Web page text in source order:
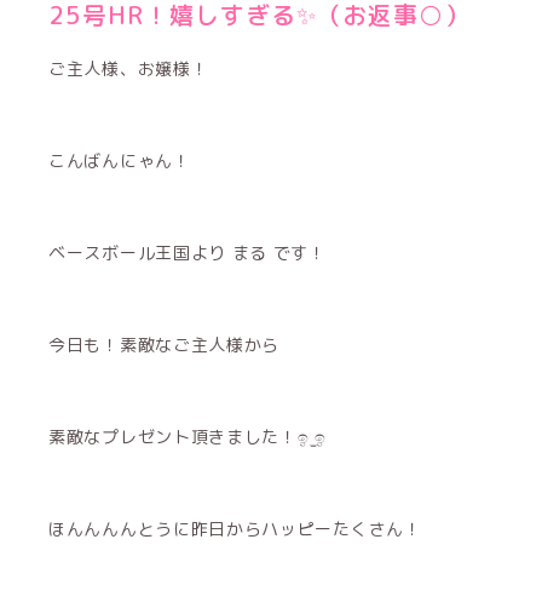
25号HR！嬉しすぎる✨️（お返事○）
ご主人様、お嬢様！
こんばんにゃん！
ベースボール王国より まる です！
今日も！素敵なご主人様から
素敵なプレゼント頂きました！ඉ ̫ඉ
ほんんんんとうに昨日からハッピーたくさん！